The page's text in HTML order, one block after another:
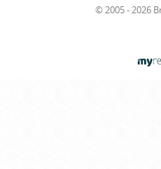
© 2005 - 2026